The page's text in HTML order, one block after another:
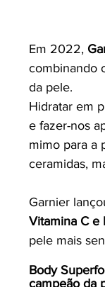
Em 2022,
combinando
da pele.
Hidratar em
e fazer-nos
mimo para a
ceramidas,
Garnier
Vitamina C e
pele mais
Body
campeão da